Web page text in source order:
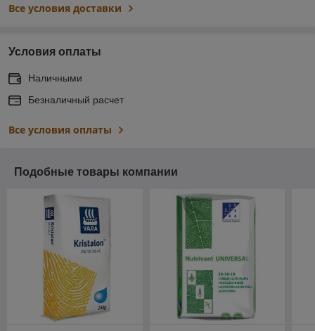
Все условия доставки
Условия оплаты
Наличными
Безналичный расчет
Все условия оплаты
Подобные товары компании